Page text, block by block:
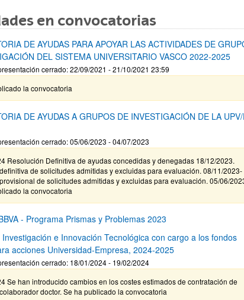
en convocatorias
DE AYUDAS PARA APOYAR LAS ACTIVIDADES DE
DEL SISTEMA UNIVERSITARIO VASCO 2022-2025
cerrado: 22/09/2021 - 21/10/2021 23:59
la convocatoria
DE AYUDAS A GRUPOS DE INVESTIGACIÓN DE LA
cerrado: 05/06/2023 - 04/07/2023
Resolución Definitiva de ayudas concedidas y denegadas 18/12/2023.
de solicitudes admitidas y excluidas para evaluación. 08/11/2023-
de solicitudes admitidas y excluidas para evaluación. 05/06/
la convocatoria
- Programa Prismas y Problemas 2023
e Innovación Tecnológica con cargo a los fondos
acciones Universidad-Empresa, 2024-2025
cerrado: 18/01/2024 - 19/02/2024
Se han introducido cambios en los costes estimados de contratación de
doctor. Se ha publicado la convocatoria